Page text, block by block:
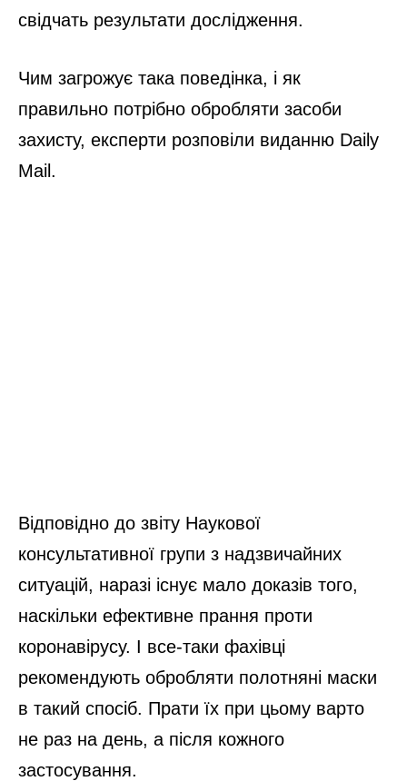
свідчать результати дослідження.
Чим загрожує така поведінка, і як
правильно потрібно обробляти засоби
захисту, експерти розповіли виданню Daily
Mail.
Відповідно до звіту Наукової
консультативної групи з надзвичайних
ситуацій, наразі існує мало доказів того,
наскільки ефективне прання проти
коронавірусу. І все-таки фахівці
рекомендують обробляти полотняні маски
в такий спосіб. Прати їх при цьому варто
не раз на день, а після кожного
застосування.